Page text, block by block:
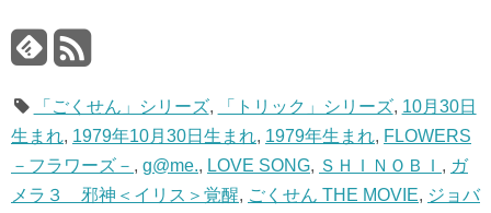
「ごくせん」シリーズ, 「トリック」シリーズ, 10月30日
生まれ, 1979年10月30日生まれ, 1979年生まれ, FLOWERS
－フラワーズ－ , g@me., LOVE SONG, ＳＨＩＮＯＢＩ , ガ
メラ３ 邪神＜イリス＞覚醒, ごくせん THE MOVIE, ジョバ